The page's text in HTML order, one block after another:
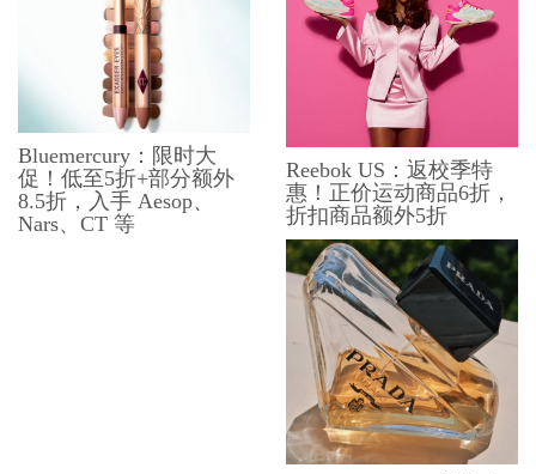
Bluemercury：限时大
促！低至5折+部分额外
8.5折，入手 Aesop、
Nars、CT 等
Reebok US：返校季特
惠！正价运动商品6折，
折扣商品额外5折